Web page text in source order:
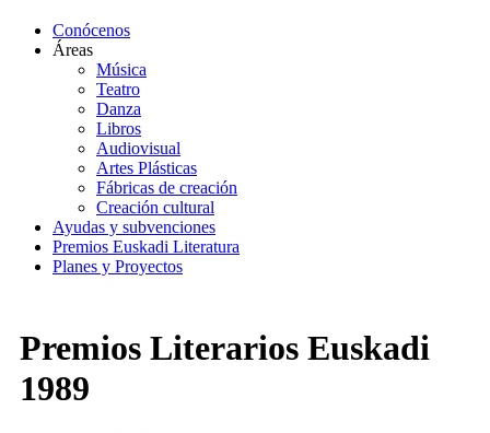
Conócenos
Áreas
Música
Teatro
Danza
Libros
Audiovisual
Artes Plásticas
Fábricas de creación
Creación cultural
Ayudas y subvenciones
Premios Euskadi Literatura
Planes y Proyectos
Premios Literarios Euskadi
1989